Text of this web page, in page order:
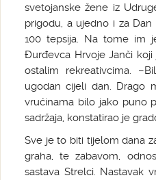
svetojanske žene iz
prigodu, a ujedno i za
100 tepsija. Na tome im
Đurđevca Hrvoje Janči
ostalim rekreativcima.
ugodan cijeli dan. Drago
vrućinama bilo jako puno
sadržaja, konstatirao je
Sve je to biti tijelom dana
graha, te zabavom,
sastava Strelci. Nastavak